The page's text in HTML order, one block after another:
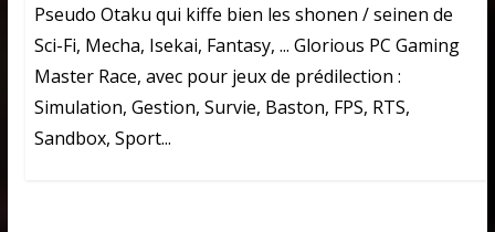
Pseudo Otaku qui kiffe bien les shonen / seinen de
Sci-Fi, Mecha, Isekai, Fantasy, ... Glorious PC Gaming
Master Race, avec pour jeux de prédilection :
Simulation, Gestion, Survie, Baston, FPS, RTS,
Sandbox, Sport...